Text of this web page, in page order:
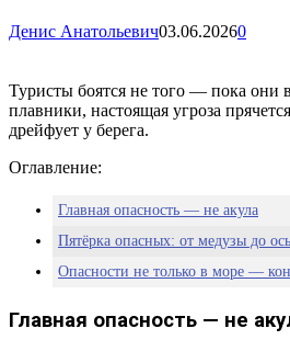
Денис Анатольевич03.06.20260
Туристы боятся не того — пока они
плавники, настоящая угроза
дрейфует у берега.
Оглавление:
Главная опасность — не акула
Пятёрка опасных: от медузы до
Опасности не только в море —
Главная опасность — не